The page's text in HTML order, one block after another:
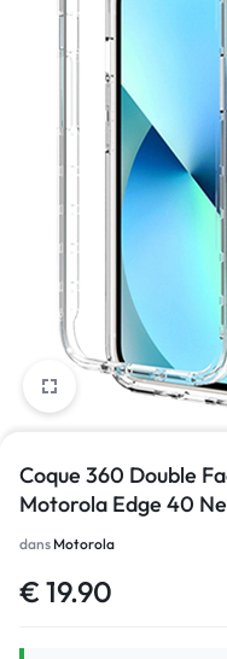
Coque 360 Double
Motorola Edge 40
dans Motorola
€ 19.90